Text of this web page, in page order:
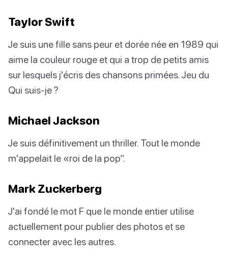
Taylor Swift
Je suis une fille sans peur et dorée née en 1989 qui
aime la couleur rouge et qui a trop de petits amis
sur lesquels j'écris des chansons primées. Jeu du
Qui suis-je ?
Michael Jackson
Je suis définitivement un thriller. Tout le monde
m'appelait le «roi de la pop”.
Mark Zuckerberg
J'ai fondé le mot F que le monde entier utilise
actuellement pour publier des photos et se
connecter avec les autres.